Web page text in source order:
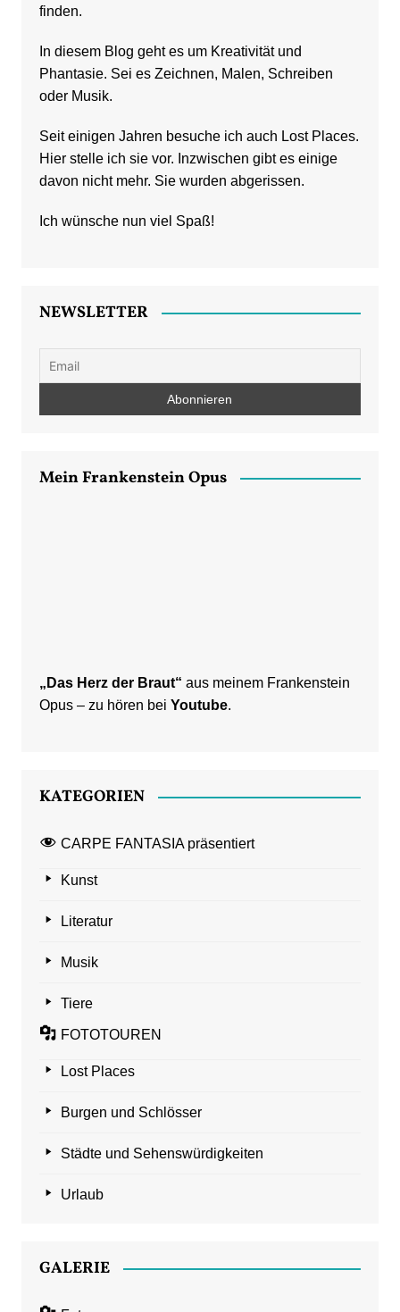
finden.
In diesem Blog geht es um Kreativität und
Phantasie. Sei es Zeichnen, Malen, Schreiben
oder Musik.
Seit einigen Jahren besuche ich auch Lost Places.
Hier stelle ich sie vor. Inzwischen gibt es einige
davon nicht mehr. Sie wurden abgerissen.
Ich wünsche nun viel Spaß!
NEWSLETTER
Mein Frankenstein Opus
„Das Herz der Braut“ aus meinem Frankenstein
Opus – zu hören bei Youtube.
KATEGORIEN
CARPE FANTASIA präsentiert
Kunst
Literatur
Musik
Tiere
FOTOTOUREN
Lost Places
Burgen und Schlösser
Städte und Sehenswürdigkeiten
Urlaub
GALERIE